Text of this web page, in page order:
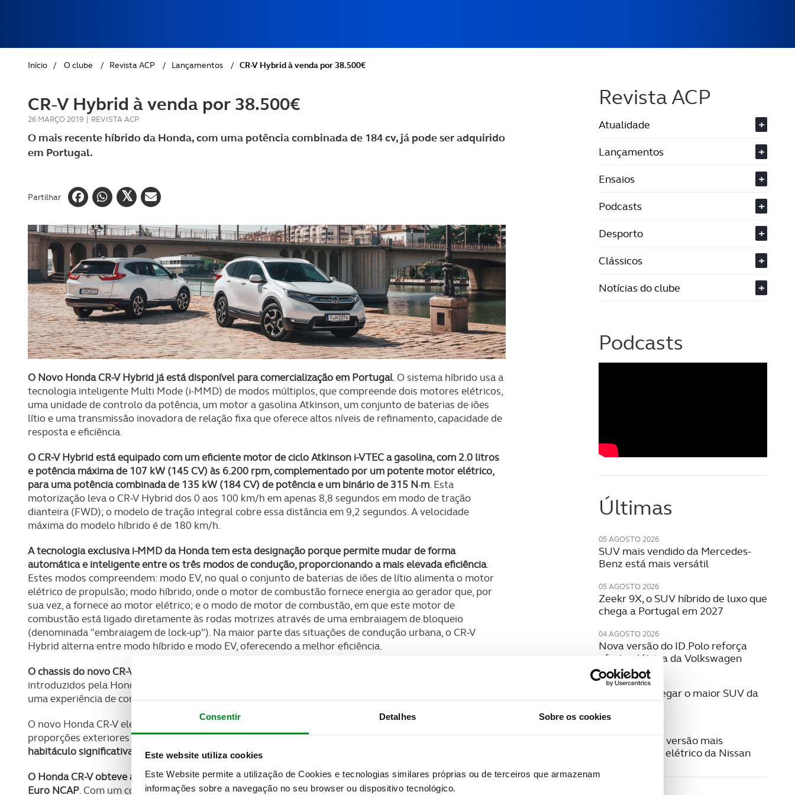
Consentir Detalhes Sobre os cookies
Este website utiliza cookies
Este Website permite a utilização de Cookies e tecnologias similares próprias ou de terceiros que armazenam
informações sobre a navegação no seu browser ou dispositivo tecnológico.
GOLFE
AUTOCARAVANISMO
Início / O clube / Revista ACP / Lançamentos / CR-V Hybrid à venda por 38.500€
CR-V Hybrid à venda por 38.500€
26 MARÇO 2019 | REVISTA ACP
O mais recente híbrido da Honda, com uma potência combinada de 184 cv, já pode ser adquirido
em Portugal.
Partilhar
O Novo Honda CR-V Hybrid já está disponível para comercialização em Portugal. O sistema híbrido usa a
tecnologia inteligente Multi Mode (i-MMD) de modos múltiplos, que compreende dois motores elétricos,
uma unidade de controlo da potência, um motor a gasolina Atkinson, um conjunto de baterias de iões
lítio e uma transmissão inovadora de relação fixa que oferece altos níveis de refinamento, capacidade de
resposta e eficiência.
O CR-V Hybrid está equipado com um eficiente motor de ciclo Atkinson i-VTEC a gasolina, com 2.0 litros
e potência máxima de 107 kW (145 CV) às 6.200 rpm, complementado por um potente motor elétrico,
para uma potência combinada de 135 kW (184 CV) de potência e um binário de 315 N·m. Esta
motorização leva o CR-V Hybrid dos 0 aos 100 km/h em apenas 8,8 segundos em modo de tração
dianteira (FWD); o modelo de tração integral cobre essa distância em 9,2 segundos. A velocidade
máxima do modelo híbrido é de 180 km/h.
A tecnologia exclusiva i-MMD da Honda tem esta designação porque permite mudar de forma
automática e inteligente entre os três modos de condução, proporcionando a mais elevada eficiência.
Estes modos compreendem: modo EV, no qual o conjunto de baterias de iões de lítio alimenta o motor
elétrico de propulsão; modo híbrido, onde o motor de combustão fornece energia ao gerador que, por
sua vez, a fornece ao motor elétrico; e o modo de motor de combustão, em que este motor de
combustão está ligado diretamente às rodas motrizes através de uma embraiagem de bloqueio
(denominada "embraiagem de lock-up"). Na maior parte das situações de condução urbana, o CR-V
Hybrid alterna entre modo híbrido e modo EV, oferecendo a melhor eficiência.
O chassis do novo CR-V tem por base os mais recentes desenvolvimentos
introduzidos pela Honda e é o mais sofisticado de sempre num CR-V e assegura um requinte excecional,
uma experiência de condução envolvente e um conforto exemplar.
O novo Honda CR-V eleva a fasquia em termos de qualidade interior, sofisticação e versatilidade, com
proporções exteriores ligeiramente maiores que as do seu antecessor, o que permite obter
habitáculo significativamente mais espaçoso.
O Honda CR-V obteve a classificação máxima de cinco estrelas nos mais recentes testes de segurança
Euro NCAP. Com um conceito de "Segurança em Todas as Direções", esta plataforma incorpora a mais
Revista ACP
Atualidade
+
Lançamentos
+
Ensaios
+
Podcasts
+
Desporto
+
Clássicos
+
Notícias do clube
+
Podcasts
Últimas
05 AGOSTO 2026
SUV mais vendido da Mercedes-
Benz está mais versátil
05 AGOSTO 2026
Zeekr 9X, o SUV híbrido de luxo que
chega a Portugal em 2027
04 AGOSTO 2026
Nova versão do ID.Polo reforça
oferta elétrica da Volkswagen
29 JULHO 2026
Q9. Está a chegar o maior SUV da
Leaf Nismo, a versão mais
desportiva do elétrico da Nissan